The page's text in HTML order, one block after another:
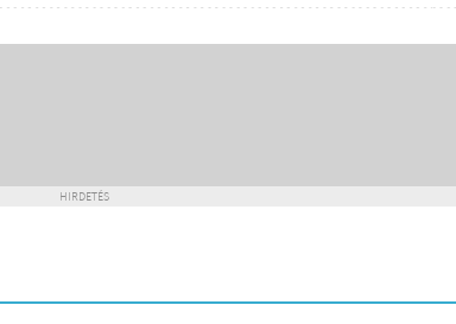
HIRDETÉS